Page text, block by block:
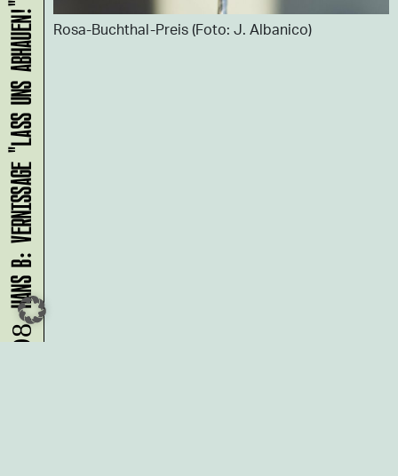
Rosa-Buchthal-Preis (Foto: J. Albanico)
09.08.
HANS B: VERNISSAGE "LASS UNS ABHAUEN!"